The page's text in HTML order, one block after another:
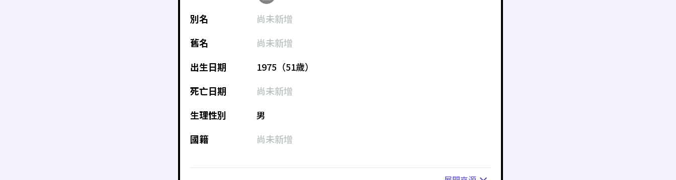
別名
尚未新增
舊名
尚未新增
出生日期
1975（51歲）
死亡日期
尚未新增
生理性別
男
國籍
尚未新增